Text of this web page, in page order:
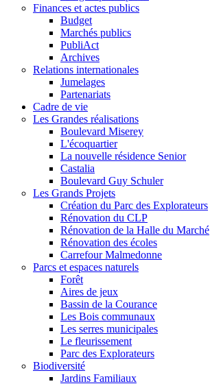
Finances et actes publics
Budget
Marchés publics
PubliAct
Archives
Relations internationales
Jumelages
Partenariats
Cadre de vie
Les Grandes réalisations
Boulevard Miserey
L'écoquartier
La nouvelle résidence Senior
Castalia
Boulevard Guy Schuler
Les Grands Projets
Création du Parc des Explorateurs
Rénovation du CLP
Rénovation de la Halle du Marché
Rénovation des écoles
Carrefour Malmedonne
Parcs et espaces naturels
Forêt
Aires de jeux
Bassin de la Courance
Les Bois communaux
Les serres municipales
Le fleurissement
Parc des Explorateurs
Biodiversité
Jardins Familiaux